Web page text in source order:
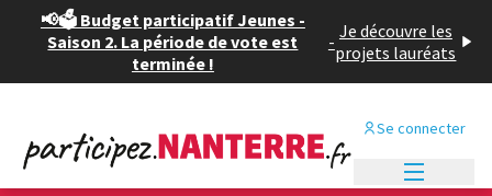
📢🗳️ Budget participatif Jeunes -
Saison 2. La période de vote est
terminée !
- Je découvre les
projets lauréats
Se connecter